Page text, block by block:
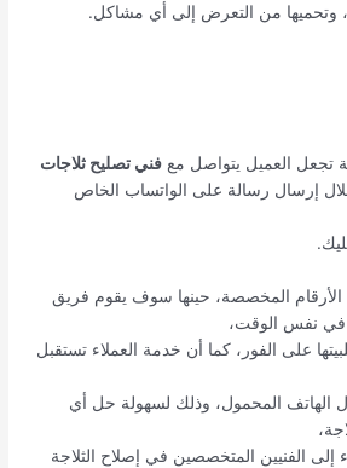
وتحميها من التعرض إلى أي مشاكل.
تجعل العميل يتواصل معفني تصليح ثلاجات
إرسال رسالة على الواتساب الخاص
الأرقام المخصصة، حينها سوف يقوم فريق
في نفس الوقت،
على الفور، كما أن خدمة العملاء تستقبل
الهاتف المحمول، وذلك لسهولة حل أي
إلى الفنيين المتخصصين في إصلاح الثلاجة